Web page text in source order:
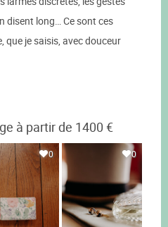
disent long… Ce sont ces
que je saisis, avec douceur
à partir de 1400 €
0 0